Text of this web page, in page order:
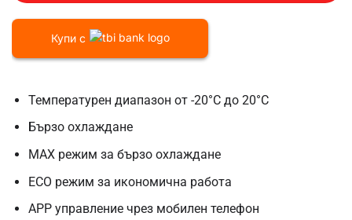
Купи с
Температурен диапазон от -20°C до 20°C
Бързо охлаждане
MAX режим за бързо охлаждане
ECO режим за икономична работа
APP управление чрез мобилен телефон